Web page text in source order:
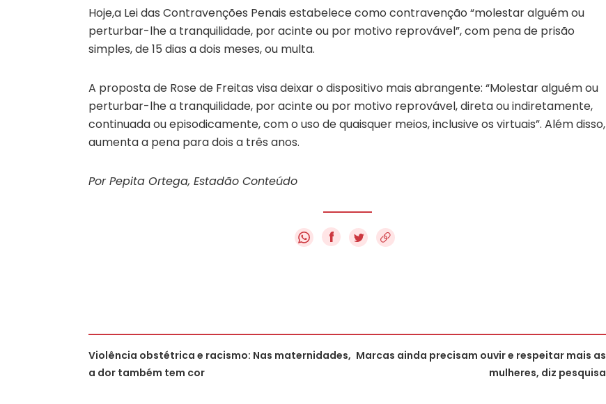
Hoje,a Lei das Contravenções Penais estabelece como contravenção “molestar alguém ou
perturbar-lhe a tranquilidade, por acinte ou por motivo reprovável”, com pena de prisão
simples, de 15 dias a dois meses, ou multa.
A proposta de Rose de Freitas visa deixar o dispositivo mais abrangente: “Molestar alguém ou
perturbar-lhe a tranquilidade, por acinte ou por motivo reprovável, direta ou indiretamente,
continuada ou episodicamente, com o uso de quaisquer meios, inclusive os virtuais”. Além disso,
aumenta a pena para dois a três anos.
Por Pepita Ortega, Estadão Conteúdo
f
Violência obstétrica e racismo: Nas maternidades,
a dor também tem cor
Marcas ainda precisam ouvir e respeitar mais as
mulheres, diz pesquisa